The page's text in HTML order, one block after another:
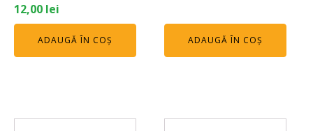
12,00 lei
ADAUGĂ ÎN COȘ ADAUGĂ ÎN COȘ